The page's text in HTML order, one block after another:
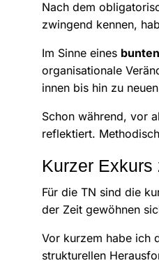
Nach dem
zwingend kennen,
Im Sinne eines
organisationale
innen bis hin zu
Schon während, vor
reflektiert.
Kurzer Exkurs
Für die TN sind die
der Zeit gewöhnen
Vor kurzem habe ich
strukturellen